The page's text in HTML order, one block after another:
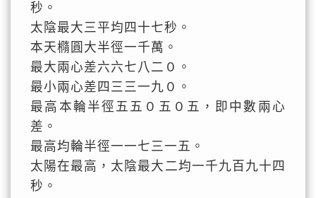
秒。
太陰最大三平均四十七秒。
本天橢圓大半徑一千萬。
最大兩心差六六七八二０。
最小兩心差四三三一九０。
最高本輪半徑五五０五０五，即中數兩心
差。
最高均輪半徑一一七三一五。
太陽在最高，太陰最大二均一千九百九十四
秒。